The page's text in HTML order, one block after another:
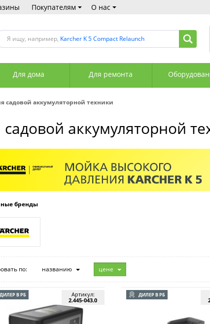
Покупателям О нас
Я ищу, например, Karcher K 5 Compact Relaunch
Для дома Для ремонта
садовой аккумуляторной техники
аккумуляторной
бренды
по: названию цене
В РБ
Артикул:
2.445-043.0
ДИЛЕР В РБ